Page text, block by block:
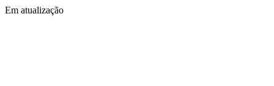
Em atualização